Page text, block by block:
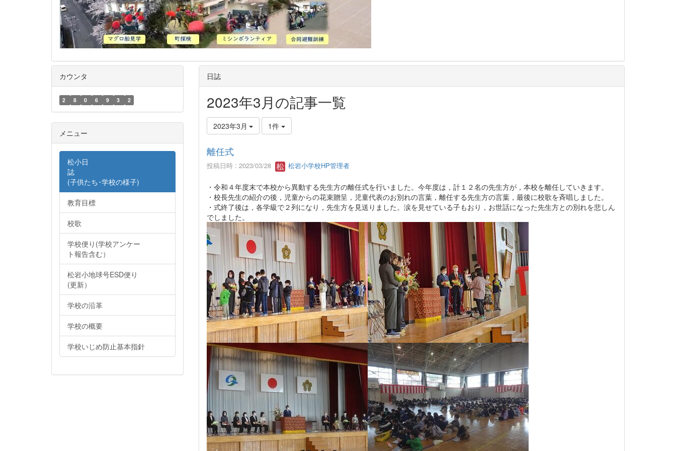
日誌
2023年3月の記事一覧
2023年3月 1件
離任式
投稿日時 : 2023/03/28 松岩小学校HP管理者
・令和４年度末で本校から異動する先生方の離任式を行いました。今年度は，計１２名の先生方が，本校を離任していきます。
・校長先生の紹介の後，児童からの花束贈呈，児童代表のお別れの言葉，離任する先生方の言葉，最後に校歌を斉唱しました。
・式終了後は，各学級で２列になり，先生方を見送りました。涙を見せている子もおり，お世話になった先生方との別れを悲しん
でしました。
カウンタ
2 8 0 6 9 3 2
メニュー
松小日
誌
(子供たち･学校の様子)
教育目標
校歌
学校便り(学校アンケー
ト報告含む）
松岩小地球号ESD便り
(更新）
学校の沿革
学校の概要
学校いじめ防止基本指針